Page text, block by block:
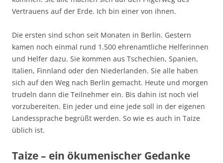
Vertrauens auf der Erde. Ich bin einer von ihnen.
Die ersten sind schon seit Monaten in Berlin. Gestern
kamen noch einmal rund 1.500 ehrenamtliche Helferinnen
und Helfer dazu. Sie kommen aus Tschechien, Spanien,
Italien, Finnland oder den Niederlanden. Sie alle haben
sich auf den Weg nach Berlin gemacht. Heute und morgen
trudeln dann die Teilnehmer ein. Bis dahin ist noch viel
vorzubereiten. Ein jeder und eine jede soll in der eigenen
Landessprache begrüßt werden. So wie es auch in Taize
üblich ist.
Taize – ein ökumenischer Gedanke